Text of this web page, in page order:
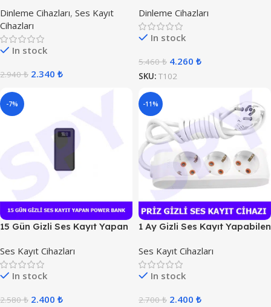
Dinleme Cihazları, Ses Kayıt
Cihazları
In stock
2.940₺ 2.340 ₺
Dinleme Cihazları
In stock
5.460₺ 4.260 ₺
SKU: T102
-7%
15 Gün Gizli Ses Kayıt Yapan
Ses Kayıt Cihazları
In stock
2.580₺ 2.400 ₺
-11%
1 Ay Gizli Ses Kayıt Yapabilen
Ses Kayıt Cihazları
In stock
2.700₺ 2.400 ₺